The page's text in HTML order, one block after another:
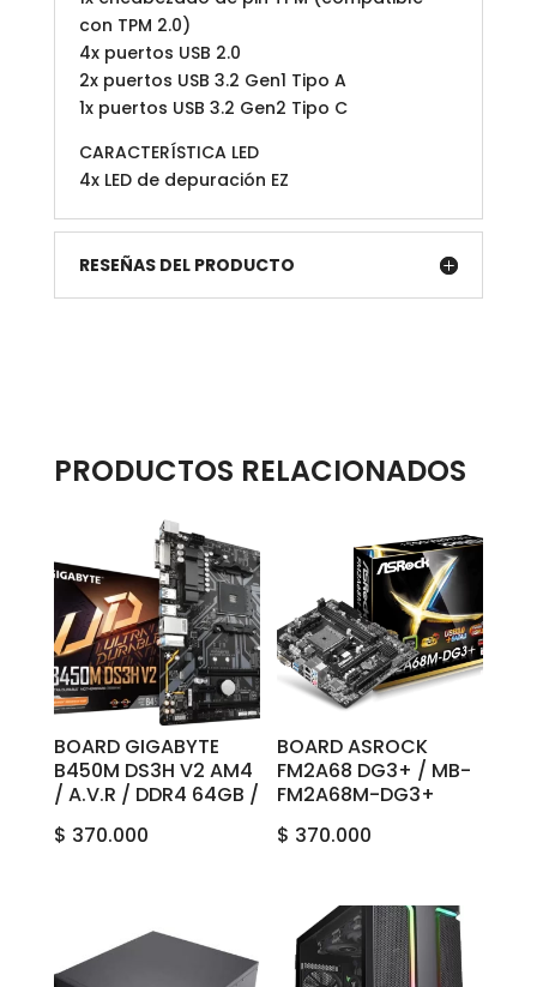
con TPM 2.0)
4x puertos USB 2.0
2x puertos USB 3.2 Gen1 Tipo A
1x puertos USB 3.2 Gen2 Tipo C
CARACTERÍSTICA LED
4x LED de depuración EZ
RESEÑAS DEL PRODUCTO
PRODUCTOS RELACIONADOS
BOARD GIGABYTE
B450M DS3H V2 AM4
/ A.V.R / DDR4 64GB /
$ 370.000
BOARD ASROCK
FM2A68 DG3+ / MB-
FM2A68M-DG3+
$ 370.000